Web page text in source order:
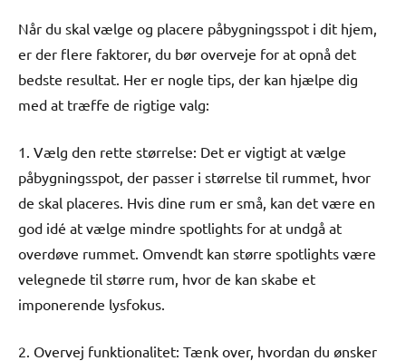
Når du skal vælge og placere påbygningsspot i dit hjem,
er der flere faktorer, du bør overveje for at opnå det
bedste resultat. Her er nogle tips, der kan hjælpe dig
med at træffe de rigtige valg:
1. Vælg den rette størrelse: Det er vigtigt at vælge
påbygningsspot, der passer i størrelse til rummet, hvor
de skal placeres. Hvis dine rum er små, kan det være en
god idé at vælge mindre spotlights for at undgå at
overdøve rummet. Omvendt kan større spotlights være
velegnede til større rum, hvor de kan skabe et
imponerende lysfokus.
2. Overvej funktionalitet: Tænk over, hvordan du ønsker